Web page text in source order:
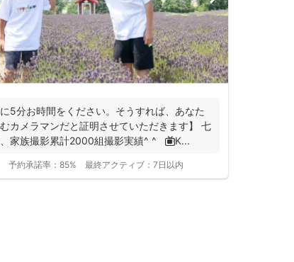
に5分お時間をください。そうすれば、あなた
カメラマンだと証明させていただきます】 七
家族撮影累計2000組撮影実績^ ^ 📺K...
予約承諾率： 85% 最終アクティブ： 7日以内